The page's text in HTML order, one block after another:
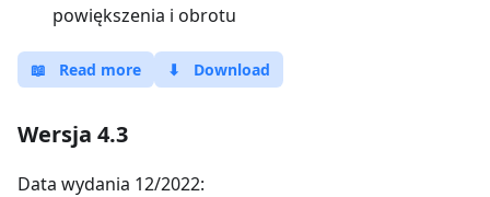
powiększenia i obrotu
📖 Read more ⬇ Download
Wersja 4.3
Data wydania 12/2022: